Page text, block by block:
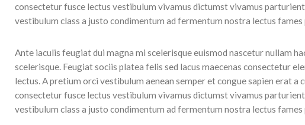
consectetur fusce lectus vestibulum vivamus dictumst vivamus
vestibulum class a justo condimentum ad fermentum nostra lectus fames
Ante iaculis feugiat dui magna mi scelerisque euismod nascetur nullam
scelerisque. Feugiat sociis platea felis sed lacus maecenas consectetur
lectus. A pretium orci vestibulum aenean semper et congue sapien erat
consectetur fusce lectus vestibulum vivamus dictumst vivamus
vestibulum class a justo condimentum ad fermentum nostra lectus fames